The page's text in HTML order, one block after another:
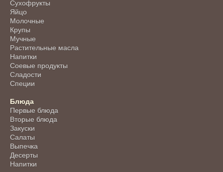
Сухофрукты
Яйцо
Молочные
Крупы
Мучные
Растительные масла
Напитки
Соевые продукты
Сладости
Специи
Блюда
Первые блюда
Вторые блюда
Закуски
Салаты
Выпечка
Десерты
Напитки